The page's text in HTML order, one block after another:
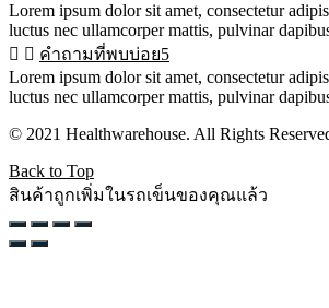
Lorem ipsum dolor sit amet, consectetur
luctus nec ullamcorper mattis, pulvinar
คำถามที่พบบ่อย5
Lorem ipsum dolor sit amet, consectetur
luctus nec ullamcorper mattis, pulvinar
© 2021 Healthwarehouse. All Rights
Back to Top
สินค้าถูกเพิ่มในรถเข็นของคุณแล้ว